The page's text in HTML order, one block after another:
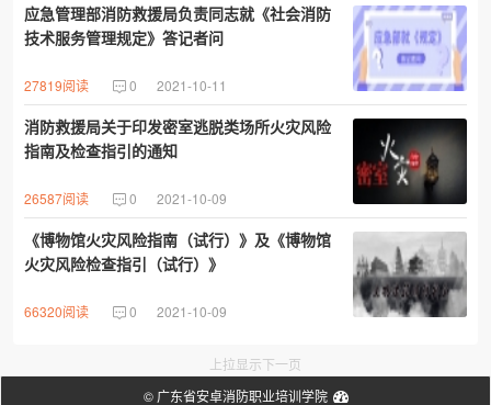
应急管理部消防救援局负责同志就《社会消防
技术服务管理规定》答记者问
27819阅读 0 2021-10-11
消防救援局关于印发密室逃脱类场所火灾风险
指南及检查指引的通知
26587阅读 0 2021-10-09
《博物馆火灾风险指南（试行）》及《博物馆
火灾风险检查指引（试行）》
66320阅读 0 2021-10-09
上拉显示下一页
© 广东省安卓消防职业培训学院